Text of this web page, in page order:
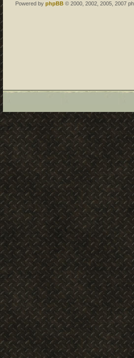
Powered by phpBB © 2000, 2002, 2005, 2007